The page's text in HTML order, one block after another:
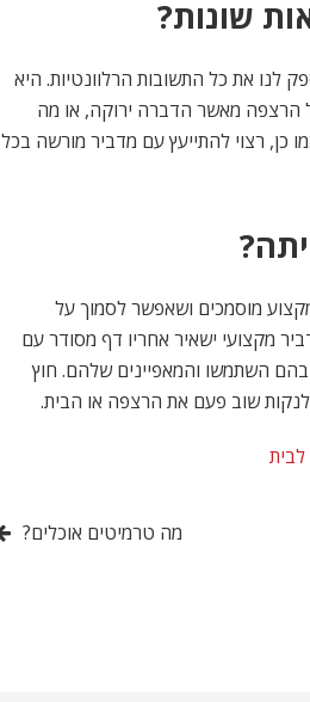
שונות?
לנו את כל התשובות הרלוונטיות. היא
הרצפה מאשר הדברה ירוקה, או מה
כן, רצוי להתייעץ עם מדביר מורשה בכל
מוסמכים ושאפשר לסמוך על
מקצועי ישאיר אחריו דף מסודר עם
השתמשו והמאפיינים שלהם. חוץ
לנקות שוב פעם את הרצפה או הבית.
מה טרמיטים אוכלים?